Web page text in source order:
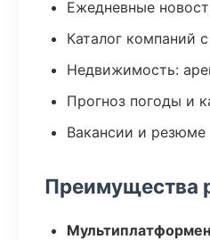
Ежедневные
Каталог компаний
Недвижимость:
Прогноз погоды и
Вакансии и резюме
Преимущества